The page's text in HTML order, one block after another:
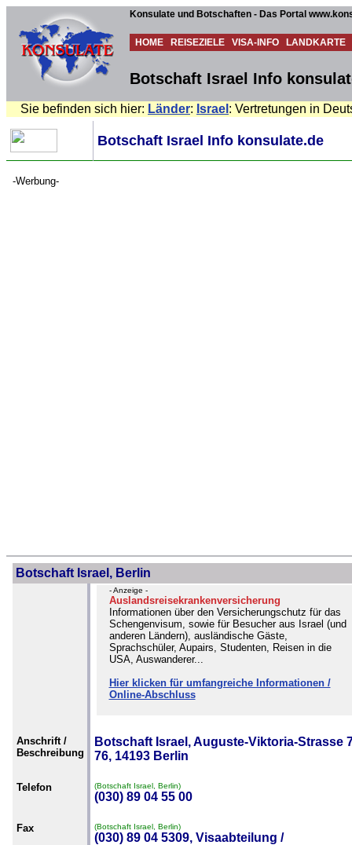
Konsulate und Botschaften - Das Portal
HOME REISEZIELE VISA-INFO LANDKARTE
Botschaft Israel Info
Sie befinden sich hier: Länder: Israel : Vertretungen in
Botschaft Israel Info konsulate.de
-Werbung-
Botschaft Israel, Berlin
- Anzeige -
Auslandsreisekrankenversicherung
Informationen über den Versicherungschutz für das
Schengenvisum, sowie für Besucher aus Israel (und
anderen Ländern), ausländische Gäste,
Sprachschüler, Aupairs, Studenten, Reisen in die
USA, Auswanderer...
Hier klicken für umfangreiche Informationen /
Online-Abschluss
Anschrift /
Beschreibung
Botschaft Israel, Auguste-Viktoria-Strasse
76, 14193 Berlin
Telefon (Botschaft Israel, Berlin)
(030) 89 04 55 00
Fax (Botschaft Israel, Berlin)
(030) 89 04 5309, Visaabteilung /